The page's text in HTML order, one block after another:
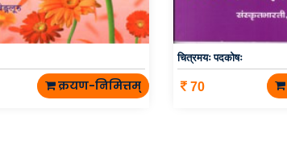
क्रयण-निमित्तम्
चित्रमयः पदकोषः
70